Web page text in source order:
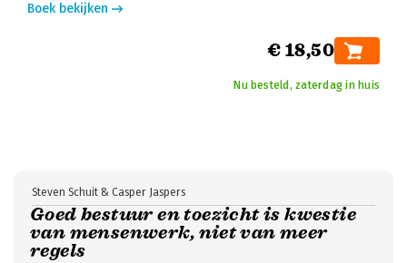
Boek bekijken
€ 18,50
Nu besteld, zaterdag in huis
Goed bestuur en toezicht is kwestie
van mensenwerk, niet van meer
regels
Steven Schuit & Casper Jaspers